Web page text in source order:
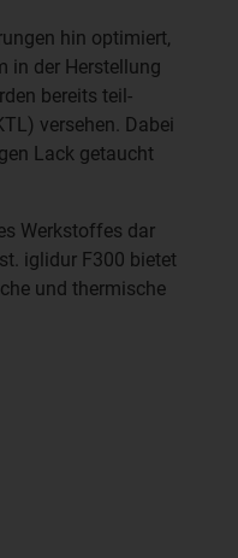
hin optimiert,
in der Herstellung
bereits teil-
versehen. Dabei
Lack getaucht
Werkstoffes dar
iglidur F300 bietet
und thermische